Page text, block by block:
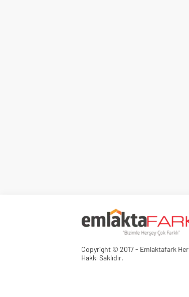
Copyright © 2017 - Emlaktafark Her
Hakkı Saklıdır.